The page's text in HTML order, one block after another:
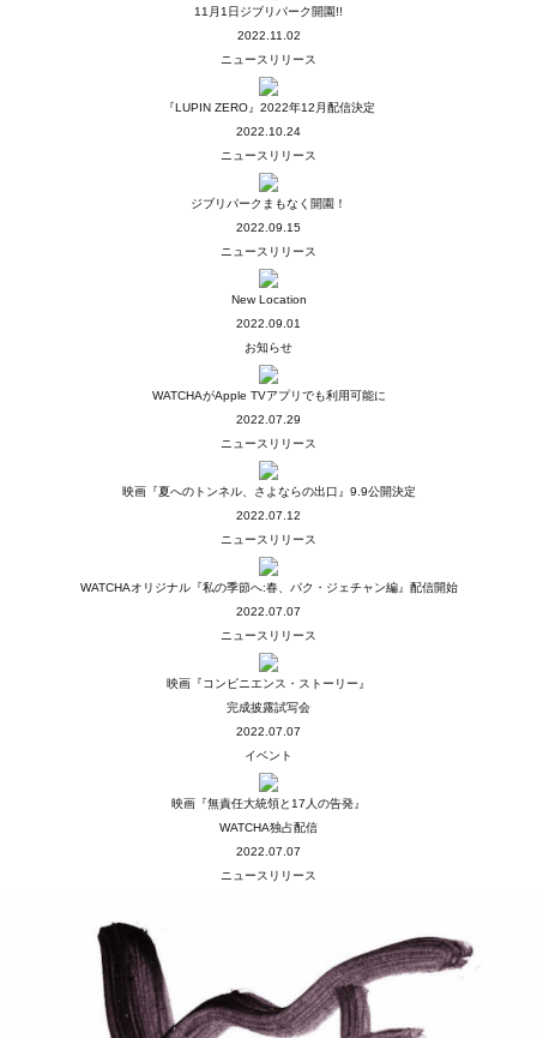
11月1日ジブリパーク開園!!
2022.11.02
ニュースリリース
『LUPIN ZERO』2022年12月配信決定
2022.10.24
ニュースリリース
ジブリパークまもなく開園！
2022.09.15
ニュースリリース
New Location
2022.09.01
お知らせ
WATCHAがApple TVアプリでも利用可能に
2022.07.29
ニュースリリース
映画『夏へのトンネル、さよならの出口』9.9公開決定
2022.07.12
ニュースリリース
WATCHAオリジナル『私の季節へ:春、パク・ジェチャン編』配信開始
2022.07.07
ニュースリリース
映画『コンビニエンス・ストーリー』
完成披露試写会
2022.07.07
イベント
映画『無責任大統領と17人の告発』
WATCHA独占配信
2022.07.07
ニュースリリース